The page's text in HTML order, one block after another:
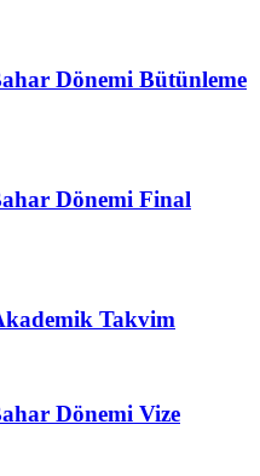
Dönemi Bütünleme
Dönemi Final
Takvim
Dönemi Vize